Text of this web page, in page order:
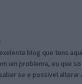
blog que tens aqui
um problema, eu que
se e possivel